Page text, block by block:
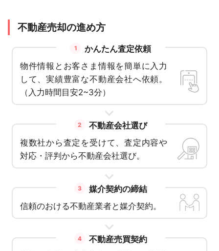
不動産売却の進め方
1
かんたん査定依頼
物件情報とお客さま情報を簡単に入力
して、実績豊富な不動産会社へ依頼。
（入力時間目安2~3分）
2
不動産会社選び
複数社から査定を受けて、査定内容や
対応・評判から不動産会社選び。
3
媒介契約の締結
信頼のおける不動産業者と媒介契約。
4
不動産売買契約